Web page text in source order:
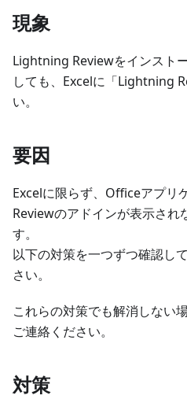
現象
Lightning Reviewをインスト
しても、Excelに「Lightning
い。
要因
Excelに限らず、Officeアプリ
Reviewのアドインが表示され
す。
以下の対策を一つずつ確認し
さい。
これらの対策でも解消しない
ご連絡ください。
対策